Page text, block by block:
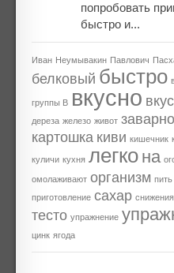
попробовать
быстро и...
Иван Неумывакин Павлович
белковый быстро
группы В вкусно
дереза железо живот
картошка киви кишечник
куличи кухня легко на
омолаживают организм пить
приготовление сахар
тесто упражнение
цинк ягода